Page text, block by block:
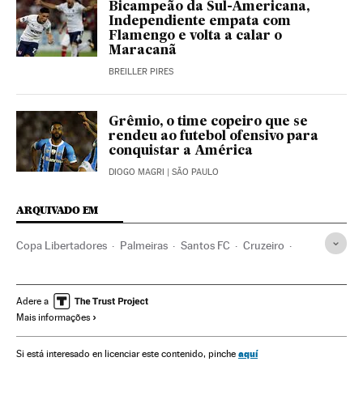
Bicampeão da Sul-Americana,
Independiente empata com
Flamengo e volta a calar o
Maracanã
BREILLER PIRES
Grêmio, o time copeiro que se
rendeu ao futebol ofensivo para
conquistar a América
DIOGO MAGRI | SÃO PAULO
ARQUIVADO EM
Copa Libertadores Palmeiras Santos FC Cruzeiro
CR Vasco da Gama Boca Juniors
Copa Sul-Americana
Conmebol Chapecoense Brasil Futebol
Adere a
Mais informações
Si está interesado en licenciar este contenido, pinche aquí